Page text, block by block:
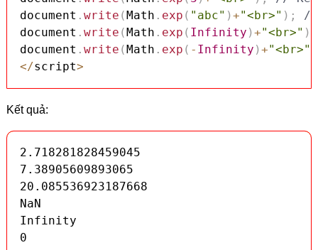
document . write (Math . exp ( "abc" )+"<br>" ) ;
//
document . write (Math . exp ( Infinity )+"<br>" )
document . write (Math . exp ( - Infinity )+"<br>"
</script>
Kết quả:
2.718281828459045
7.38905609893065
20.085536923187668
NaN
Infinity
0